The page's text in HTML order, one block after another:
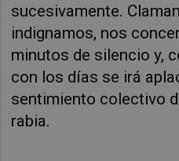
sucesivamente.
indignamos, nos
minutos de silencio y,
con los días se irá
sentimiento colectivo
rabia.